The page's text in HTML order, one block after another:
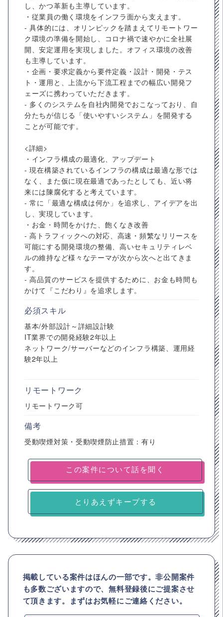
し、かつ革新も主導しています。
・従業員の働く環境をインフラ面から支えます。
- 具体的には、オリンピックを踏まえてリモートワー
ク環境の準備を開始し、コロナ禍で速やかに全社展
開、安定運用を実現しました。オフィス環境の改善
も主導しています。
・企画・要求定義から要件定義・設計・開発・テス
ト・運用と、上流から下流工程までの幅広い開発フ
ェーズに携わっていただきます。
- 多くのシステムを自社内開発でおこなっており、自
分たちが信じる「使いやすいシステム」を開発する
ことが可能です。
<詳細>
・インフラ構成の最適化、アップデート
- 現在構築されているインフラの構成は最適な形では
なく、また仮に現在最適であったとしても、近い将
来には陳腐化すると考えています。
- 常に「最適な構成は何か」を追求し、アイデアを出
し、実現しています。
・お金・時間をかけた、飽くなき改善
- 高トラフィックへの対応、高速・頻繁なリリースを
可能にする開発環境の整備、高いセキュリティレベ
ルの維持など様々なテーマが次から次へと出てきま
す。
- 高品質のサービスを提供するために、お金も時間も
かけて『こだわり』を追求します。
必須スキル
基本/外部設計～詳細設計験
IT業界での開発経験2年以上
ネットワーク/サーバーなどのインフラ構築、運用経
験2年以上
リモートワーク
リモートワーク可
備考
受動喫煙対策・受動喫煙防止措置：有り
とりあえずキープする
掲載している案件はほんの一部です。非公開案件
も多数ございますので、無料登録後にご提案させ
て頂きます。まずはお気軽にご連絡ください。